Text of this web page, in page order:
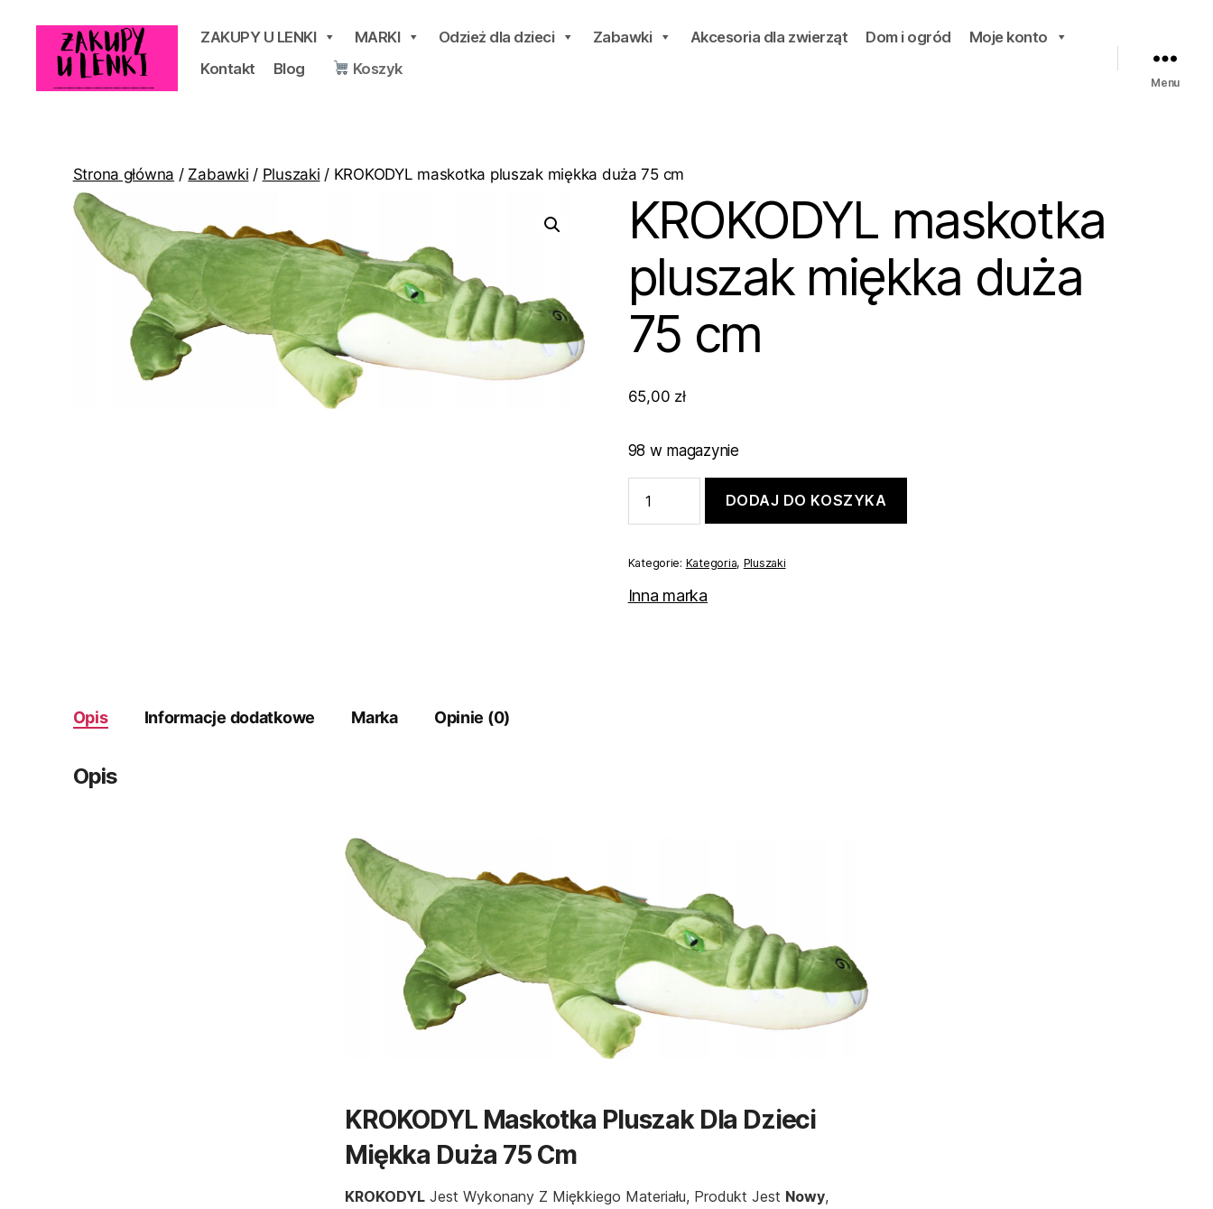
ZAKUPY U LENKI MARKI Odzież dla dzieci Zabawki Akcesoria dla zwierząt Dom i ogród
Moje konto
Kontakt
Blog Koszyk
Menu
Strona główna / Zabawki / Pluszaki / KROKODYL maskotka pluszak miękka duża 75 cm
KROKODYL maskotka
pluszak miękka duża
75 cm
65,00 zł
98 w magazynie
KROKODYL
maskotka
miękka
duża
75
DODAJ DO KOSZYKA
Kategorie: Kategoria, Pluszaki
Inna marka
Opis Informacje dodatkowe Marka Opinie (0)
Opis
KROKODYL Maskotka Pluszak Dla Dzieci
Miękka Duża 75 Cm
KROKODYL Jest Wykonany Z Miękkiego Materiału, Produkt Jest Nowy,